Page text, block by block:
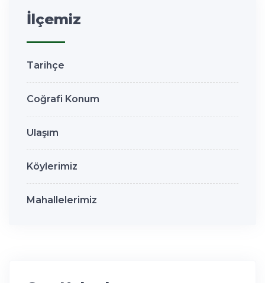
İlçemiz
Tarihçe
Coğrafi Konum
Ulaşım
Köylerimiz
Mahallelerimiz